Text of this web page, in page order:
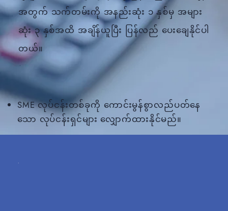
အတွက် သက်တမ်းကို အနည်းဆုံး ၁ နှစ်မှ အများ
ဆုံး ၃ နှစ်အထိ အချိန်ယူပြီး ပြန်လည် ပေးချေနိုင်ပါ
တယ်။
SME လုပ်ငန်းတစ်ခုကို ကောင်းမွန်စွာလည်ပတ်နေ
သော လုပ်ငန်းရှင်များ လျှောက်ထားနိုင်မည်။